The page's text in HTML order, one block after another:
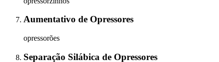
Aumentativo de Opressores
opressorões
Separação Silábica de Opressores